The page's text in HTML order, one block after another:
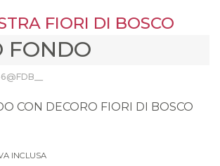
FIORI DI BOSCO
FONDO
CON DECORO FIORI DI BOSCO
INCLUSA